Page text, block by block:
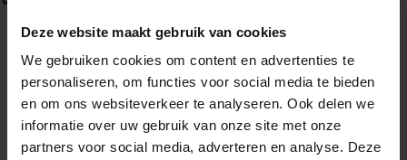
Deze website maakt gebruik van cookies
We gebruiken cookies om content en advertenties te
personaliseren, om functies voor social media te bieden
en om ons websiteverkeer te analyseren. Ook delen we
informatie over uw gebruik van onze site met onze
partners voor social media, adverteren en analyse. Deze